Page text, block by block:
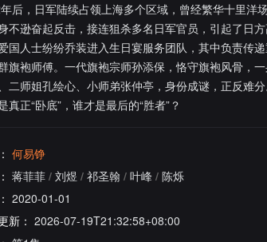
后，日军陆续占领上海多个区域，曾经繁华十里洋
不逊奋起反击，接连狙杀多名日军官员，引起了日
国人士纷纷乔装进入生日宴服务团队，其中负责传
旗袍师傅。一代旗袍宗师孙添保，恪守旗袍风骨，
二师姐孔绘心、小师弟张仲亭，身份成谜，正反难
真正“卧底”，谁才是最后的“胜者”？
何易铮
蒋菲菲 / 刘煜 / 祁圣翰 / 叶峰 / 陈烁
2020-01-01
新： 2026-07-19T21:32:58+08:00